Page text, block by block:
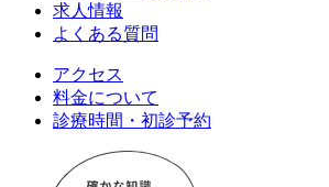
求人情報
よくある質問
アクセス
料金について
診療時間・初診予約